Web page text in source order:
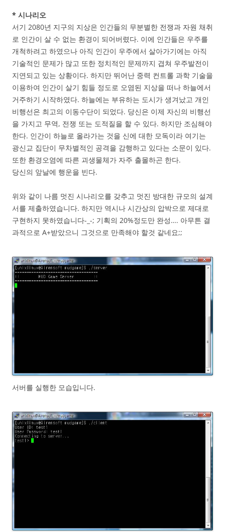
* 시나리오
서기 2080년 지구의 지상은 인간들의 무분별한 전쟁과 자원 채취
로 인간이 살 수 없는 환경이 되어버렸다. 이에 인간들은 우주를
개척하려고 하였으나 아직 인간이 우주에서 살아가기에는 아직
기술적인 문제가 많고 또한 정치적인 문제까지 겹쳐 우주발전이
지연되고 있는 상황이다. 하지만 뛰어난 중력 컨트롤 과학 기술을
이용하여 인간이 살기 힘들 정도로 오염된 지상을 떠나 하늘에서
거주하기 시작하였다. 하늘에는 부유하는 도시가 생겨났고 개인
비행선은 최고의 이동수단이 되었다. 당신은 이제 자신의 비행선
을 가지고 무역, 전쟁 또는 도적질을 할 수 있다. 하지만 조심해야
한다. 인간이 하늘로 올라가는 것을 신에 대한 모독이라 여기는
광신교 집단이 무차별적인 공격을 감행하고 있다는 소문이 있다.
또한 환경오염에 따른 괴생물체가 자주 출몰하곤 한다.
당신의 앞날에 행운을 빈다.
위와 같이 나름 멋진 시나리오를 갖추고 멋진 방대한 규모의 설계
서를 제출하였습니다. 하지만 역시나 시간상의 압박으로 제대로
구현하지 못하였습니다-_-; 기획의 20%정도만 완성…. 아무튼 결
과적으로 A+받았으니 그것으로 만족해야 할것 같네요;;
서버를 실행한 모습입니다.